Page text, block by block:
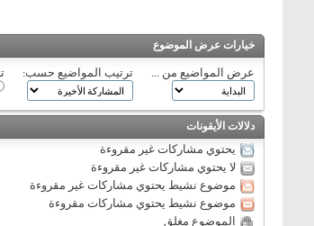
خيارات عرض الموضوع
عرض المواضيع من ... ترتيب المواضيع حسب:
دلالات الأيقونات
يحتوي مشاركات غير مقروءة
لا يحتوي مشاركات غير مقروءة
موضوع نشيط يحتوي مشاركات غير مقروءة
موضوع نشيط يحتوي مشاركات مقروءة
الموضوع مغلق